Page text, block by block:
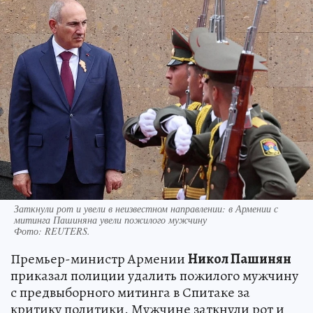
Заткнули рот и увели в неизвестном направлении: в Армении с
митинга Пашиняна увели пожилого мужчину
Фото: REUTERS.
Премьер-министр АрменииНикол Пашинян
приказал полиции удалить пожилого мужчину
с предвыборного митинга в Спитаке за